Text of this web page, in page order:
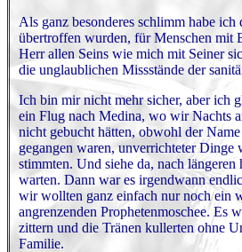
Als ganz besonderes schlimm habe
übertroffen wurden, für Menschen mit
Herr allen Seins wie mich mit Seiner
die unglaublichen Missstände der
Ich bin mir nicht mehr sicher, aber ich
ein Flug nach Medina, wo wir Nachts
nicht gebucht hätten, obwohl der
gegangen waren, unverrichteter Dinge
stimmten. Und siehe da, nach
warten. Dann war es irgendwann
wir wollten ganz einfach nur noch ein
angrenzenden Prophetenmoschee. Es
zittern und die Tränen kullerten ohne
Familie.